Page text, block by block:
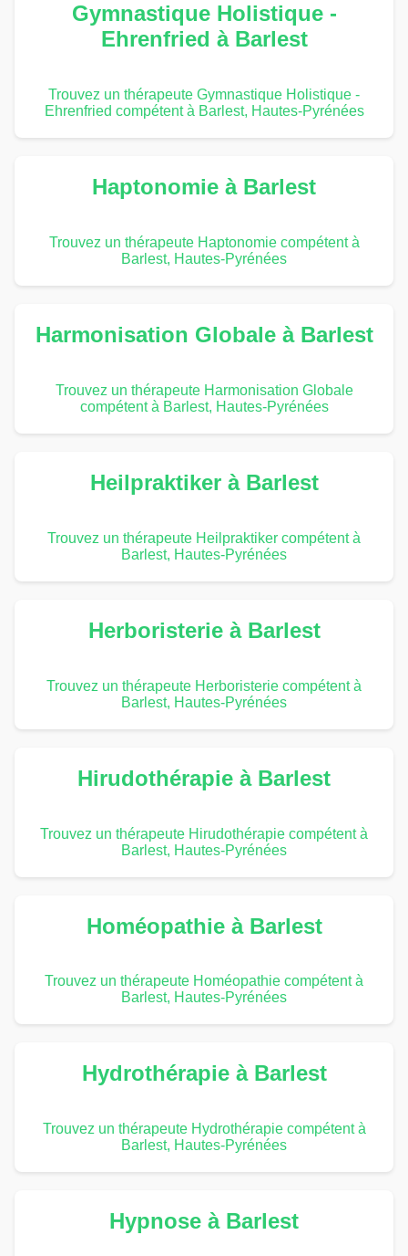
Gymnastique Holistique -
Ehrenfried à Barlest
Trouvez un thérapeute Gymnastique Holistique -
Ehrenfried compétent à Barlest, Hautes-Pyrénées
Haptonomie à Barlest
Trouvez un thérapeute Haptonomie compétent à
Barlest, Hautes-Pyrénées
Harmonisation Globale à Barlest
Trouvez un thérapeute Harmonisation Globale
compétent à Barlest, Hautes-Pyrénées
Heilpraktiker à Barlest
Trouvez un thérapeute Heilpraktiker compétent à
Barlest, Hautes-Pyrénées
Herboristerie à Barlest
Trouvez un thérapeute Herboristerie compétent à
Barlest, Hautes-Pyrénées
Hirudothérapie à Barlest
Trouvez un thérapeute Hirudothérapie compétent à
Barlest, Hautes-Pyrénées
Homéopathie à Barlest
Trouvez un thérapeute Homéopathie compétent à
Barlest, Hautes-Pyrénées
Hydrothérapie à Barlest
Trouvez un thérapeute Hydrothérapie compétent à
Barlest, Hautes-Pyrénées
Hypnose à Barlest